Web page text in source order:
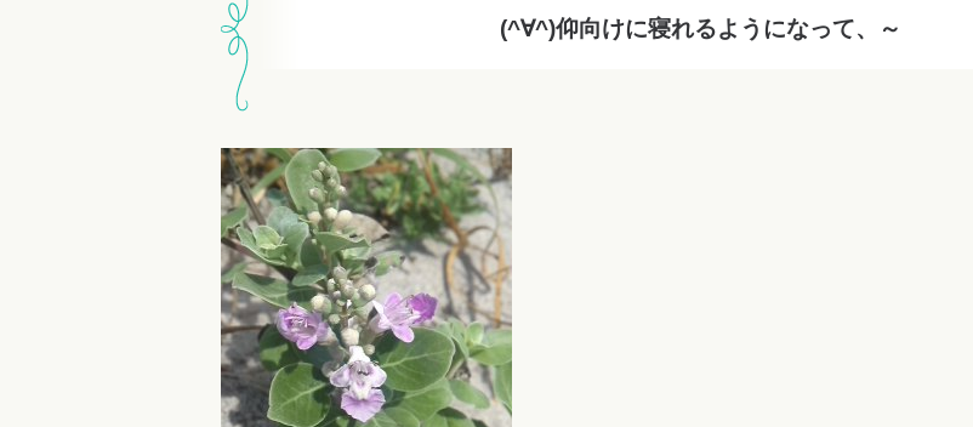
(^∀^)仰向けに寝れるようになって、～